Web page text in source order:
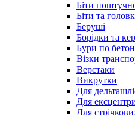
Біти
Біти та
Беруші
Борідки та
Бури по
Візки
Верстаки
Викрутки
Для
Для
Для